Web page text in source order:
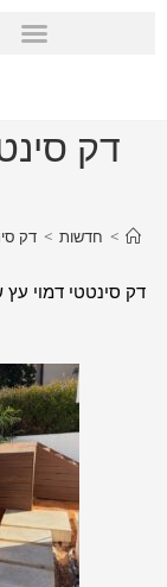
דק
> חדשות > דק
דק סינטטי דמוי